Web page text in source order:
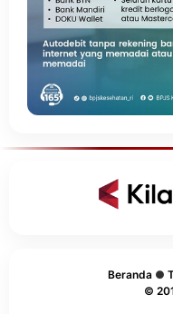
Beranda ●
©